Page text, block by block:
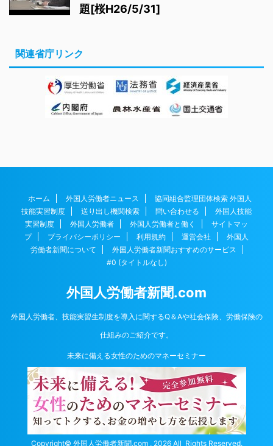
題[桜H26/5/31]
関連省庁リンク
ホーム 外国人労働者ニュース
協同組合監理団体検索 外国人
技能実習制度
送り出し機関検索 問い合わせる
外国人技能
実習制度
外国人労働者 外国人労働者と働く
サイトマッ
プ
プライバシーポリシー 利用規約 運営会社
外国人
労働者新聞について
外国人労働者新聞おすすめのサービス
#0 (タイトルなし)
外国人労働者新聞.com
外国人労働者、技能実習生制度を導入に関するQ＆Aや社会保険、労働保険の
仕組みのご紹介です。
未来に備える女性のためのマネーセミナー
Copyright© 外国人労働者新聞.com , 2026 All Rights Reserved.